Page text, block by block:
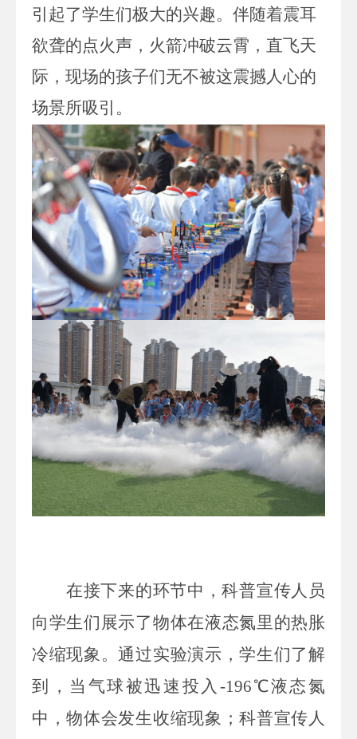
引起了学生们极大的兴趣。伴随着震耳
欲聋的点火声，火箭冲破云霄，直飞天
际，现场的孩子们无不被这震撼人心的
场景所吸引。
在接下来的环节中，科普宣传人员
向学生们展示了物体在液态氮里的热胀
冷缩现象。通过实验演示，学生们了解
到， 当 气球被迅速投入 -196℃液态氮
中，物体会发生收缩现象 ； 科普宣传人